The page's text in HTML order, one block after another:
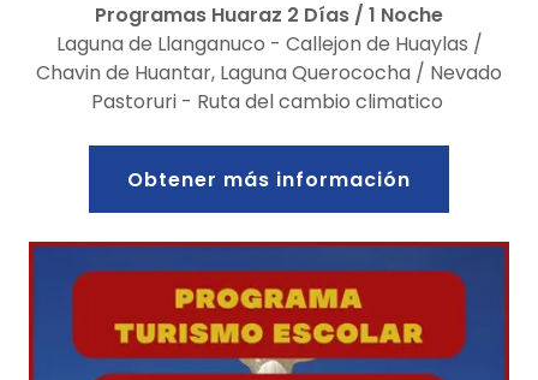
Programas Huaraz 2 Días / 1 Noche
Laguna de Llanganuco - Callejon de Huaylas /
Chavin de Huantar, Laguna Querococha / Nevado
Pastoruri - Ruta del cambio climatico
Obtener más información